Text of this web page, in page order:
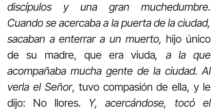
discípulos y una gran muchedumbre.
Cuando se acercaba a la puerta de la ciudad,
sacaban a enterrar a un muerto, hijo único
de su madre, que era viuda, a la que
acompañaba mucha gente de la ciudad. Al
verla el Señor, tuvo compasión de ella, y le
dijo: No llores. Y, acercándose, tocó el